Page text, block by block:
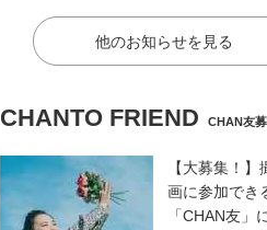
他のお知らせを見る
CHANTO FRIEND CHAN友
【大募集！】
画に参加でき
「CHAN友」